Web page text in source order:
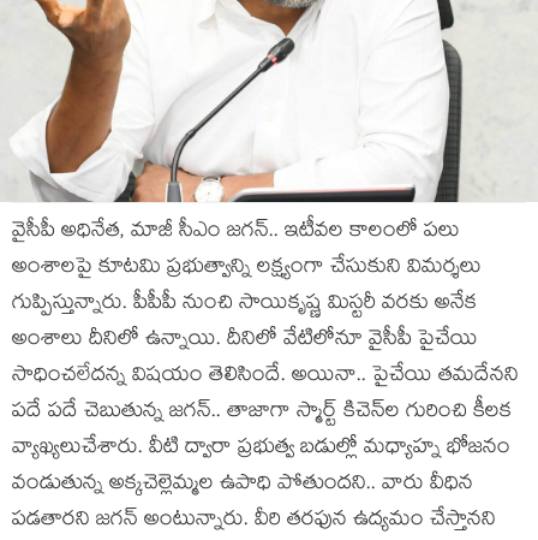
వైసీపీ అధినేత‌, మాజీ సీఎం జ‌గ‌న్‌.. ఇటీవ‌ల కాలంలో ప‌లు
అంశాల‌పై కూట‌మి ప్ర‌భుత్వాన్ని ల‌క్ష్యంగా చేసుకుని విమ‌ర్శ‌లు
గుప్పిస్తున్నారు. పీపీపీ నుంచి సాయికృష్ణ మిస్ట‌రీ వ‌ర‌కు అనేక
అంశాలు దీనిలో ఉన్నాయి. దీనిలో వేటిలోనూ వైసీపీ పైచేయి
సాధించ‌లేద‌న్న విష‌యం తెలిసిందే. అయినా.. పైచేయి తమ‌దేన‌ని
ప‌దే ప‌దే చెబుతున్న జ‌గ‌న్‌.. తాజాగా స్మార్ట్ కిచెన్‌ల గురించి కీల‌క
వ్యాఖ్య‌లుచేశారు. వీటి ద్వారా ప్ర‌భుత్వ బ‌డుల్లో మ‌ధ్యాహ్న భోజ‌నం
వండుతున్న అక్క‌చెల్లెమ్మ‌ల ఉపాధి పోతుంద‌ని.. వారు వీధిన
ప‌డతార‌ని జ‌గ‌న్ అంటున్నారు. వీరి త‌ర‌ఫున ఉద్య‌మం చేస్తాన‌ని